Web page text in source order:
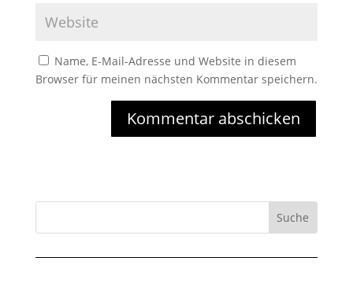
Name, E-Mail-Adresse und Website in diesem
Browser für meinen nächsten Kommentar speichern.
Kommentar abschicken